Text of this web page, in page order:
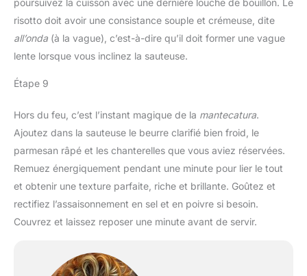
poursuivez la cuisson avec une dernière louche de bouillon. Le
risotto doit avoir une consistance souple et crémeuse, dite
all’onda (à la vague), c’est-à-dire qu’il doit former une vague
lente lorsque vous inclinez la sauteuse.
Étape 9
Hors du feu, c’est l’instant magique de la mantecatura.
Ajoutez dans la sauteuse le beurre clarifié bien froid, le
parmesan râpé et les chanterelles que vous aviez réservées.
Remuez énergiquement pendant une minute pour lier le tout
et obtenir une texture parfaite, riche et brillante. Goûtez et
rectifiez l’assaisonnement en sel et en poivre si besoin.
Couvrez et laissez reposer une minute avant de servir.